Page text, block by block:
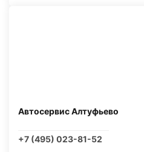
Автосервис Алтуфьево
+7 (495) 023-81-52